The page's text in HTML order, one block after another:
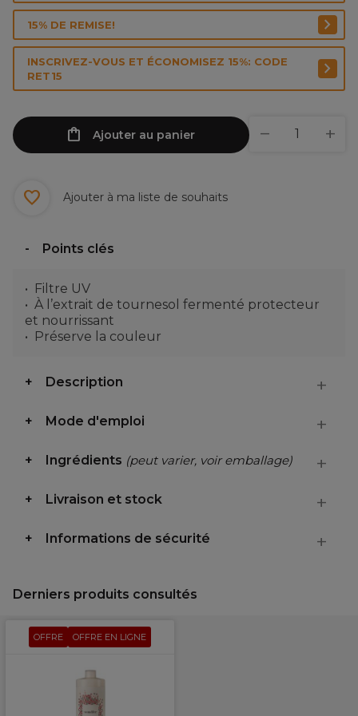
15% DE REMISE!
INSCRIVEZ-VOUS ET ÉCONOMISEZ 15%: CODE
RET15
Ajouter au panier
Ajouter à ma liste de souhaits
Points clés
Filtre UV
À l’extrait de tournesol fermenté protecteur
et nourrissant
Préserve la couleur
Description
Mode d'emploi
Ingrédients (peut varier, voir emballage)
Livraison et stock
Informations de sécurité
Derniers produits consultés
OFFRE OFFRE EN LIGNE